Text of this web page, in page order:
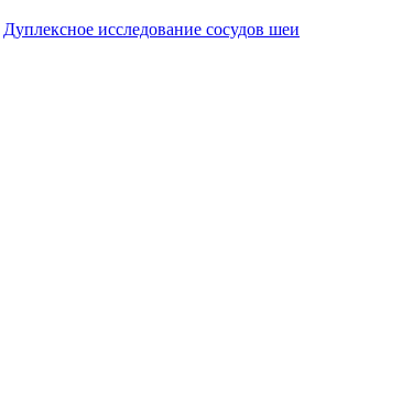
Дуплексное исследование сосудов шеи